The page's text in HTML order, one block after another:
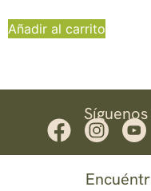
Añadir al carrito